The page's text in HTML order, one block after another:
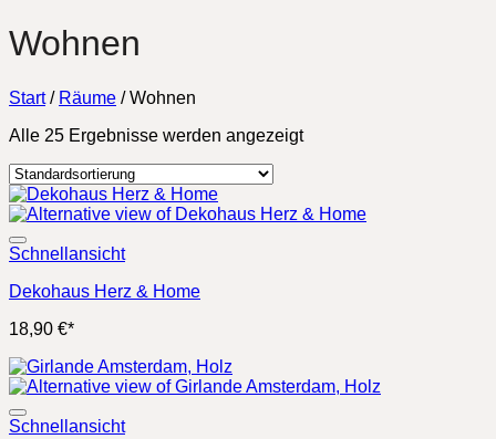
Wohnen
Start / Räume /Wohnen
Alle 25 Ergebnisse werden angezeigt
Schnellansicht
Dekohaus Herz & Home
18,90 €*
Schnellansicht